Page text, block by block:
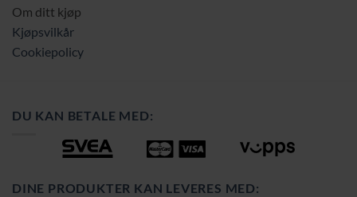
Om ditt kjøp
Kjøpsvilkår
Cookiepolicy
DU KAN BETALE MED:
DINE PRODUKTER KAN LEVERES MED: